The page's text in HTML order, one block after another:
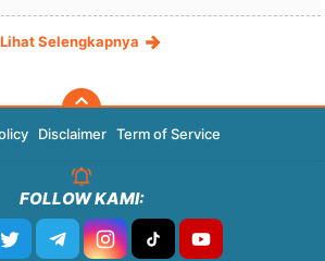
Lihat Selengkapnya
Disclaimer Term of Service
FOLLOW KAMI: